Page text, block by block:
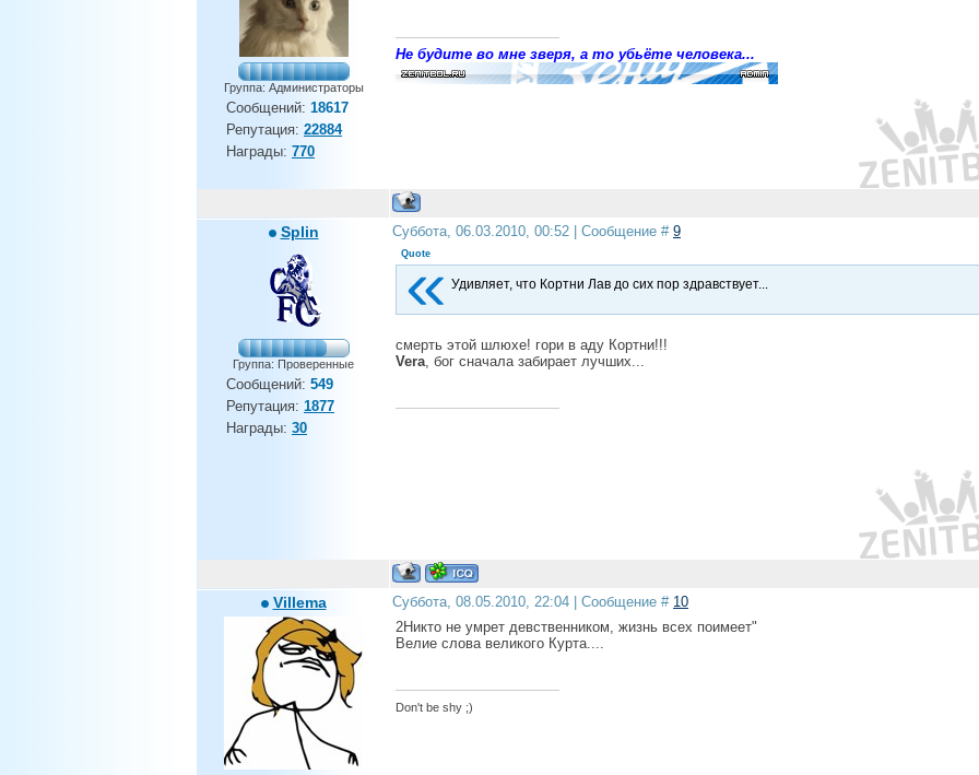
Группа: Администраторы
Сообщений: 18617
Репутация: 22884
Награды: 770
Не будите во мне зверя, а то убьёте человека...
Splin
Группа: Проверенные
Сообщений: 549
Репутация: 1877
Награды: 30
Суббота, 06.03.2010, 00:52 | Сообщение # 9
Quote
Удивляет, что Кортни Лав до сих пор здравствует...
смерть этой шлюхе! гори в аду Кортни!!!
Vera, бог сначала забирает лучших...
Villema Суббота, 08.05.2010, 22:04 | Сообщение # 10
2Никто не умрет девственником, жизнь всех поимеет"
Велие слова великого Курта....
Don't be shy ;)